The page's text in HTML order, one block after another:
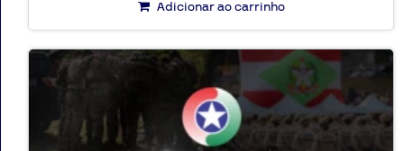
Adicionar ao carrinho